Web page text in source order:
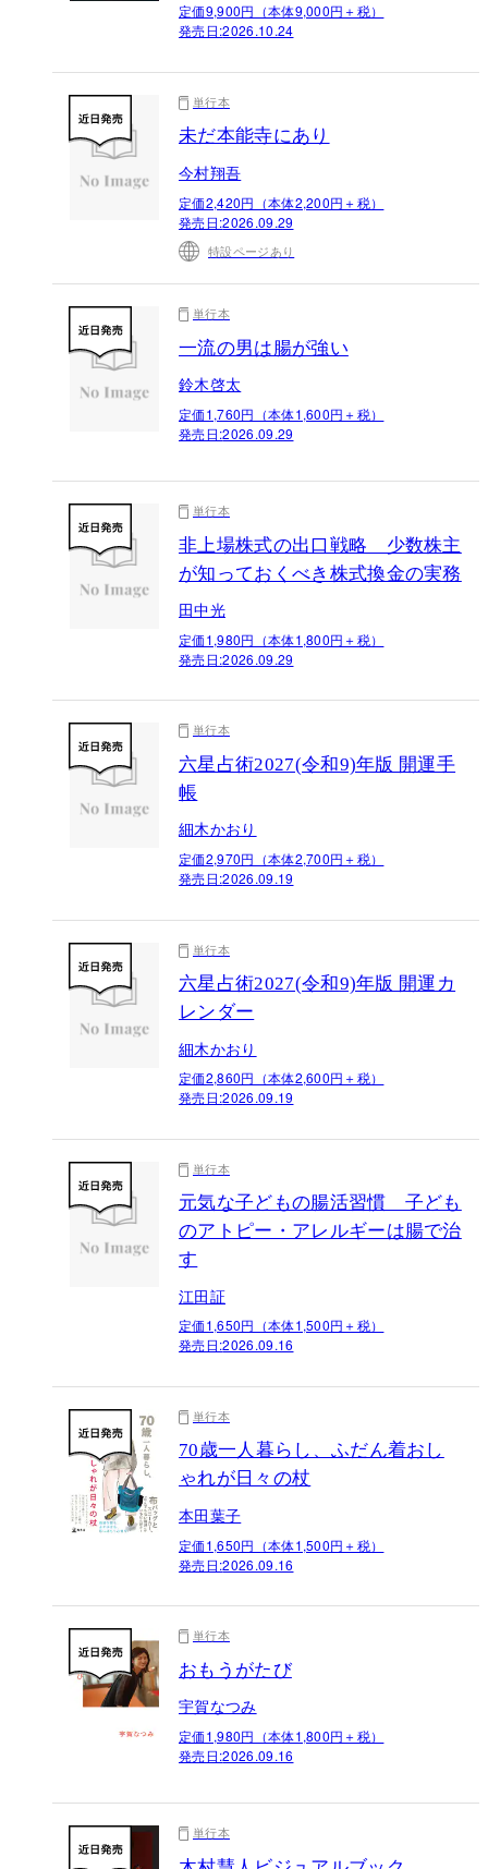
定価9,900円（本体9,000円＋税）
発売日:2026.10.24
単行本
未だ本能寺にあり
今村翔吾
定価2,420円（本体2,200円＋税）
発売日:2026.09.29
特設ページあり
単行本
一流の男は腸が強い
鈴木啓太
定価1,760円（本体1,600円＋税）
発売日:2026.09.29
単行本
非上場株式の出口戦略 少数株主
が知っておくべき株式換金の実務
田中光
定価1,980円（本体1,800円＋税）
発売日:2026.09.29
単行本
六星占術2027(令和9)年版 開運手
帳
細木かおり
定価2,970円（本体2,700円＋税）
発売日:2026.09.19
単行本
六星占術2027(令和9)年版 開運カ
レンダー
細木かおり
定価2,860円（本体2,600円＋税）
発売日:2026.09.19
単行本
元気な子どもの腸活習慣 子ども
のアトピー・アレルギーは腸で治
す
江田証
定価1,650円（本体1,500円＋税）
発売日:2026.09.16
単行本
70歳一人暮らし、ふだん着おし
ゃれが日々の杖
本田葉子
定価1,650円（本体1,500円＋税）
発売日:2026.09.16
単行本
おもうがたび
宇賀なつみ
定価1,980円（本体1,800円＋税）
発売日:2026.09.16
単行本